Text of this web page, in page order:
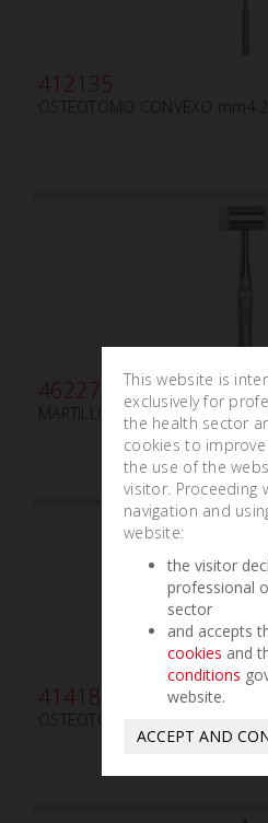
412135
OSTEOTOMO CONVEXO mm4.2
462270
MARTILLO MEAD 320g mm180
414180
OSTEOTOMO PUNTIAGUDO
This website is
exclusively for
the health sector
cookies to
the use of the
visitor. Proceeding
navigation and
website:
the visitor
professional
sector
and accepts
cookies and
conditions
website.
ACCEPT AND